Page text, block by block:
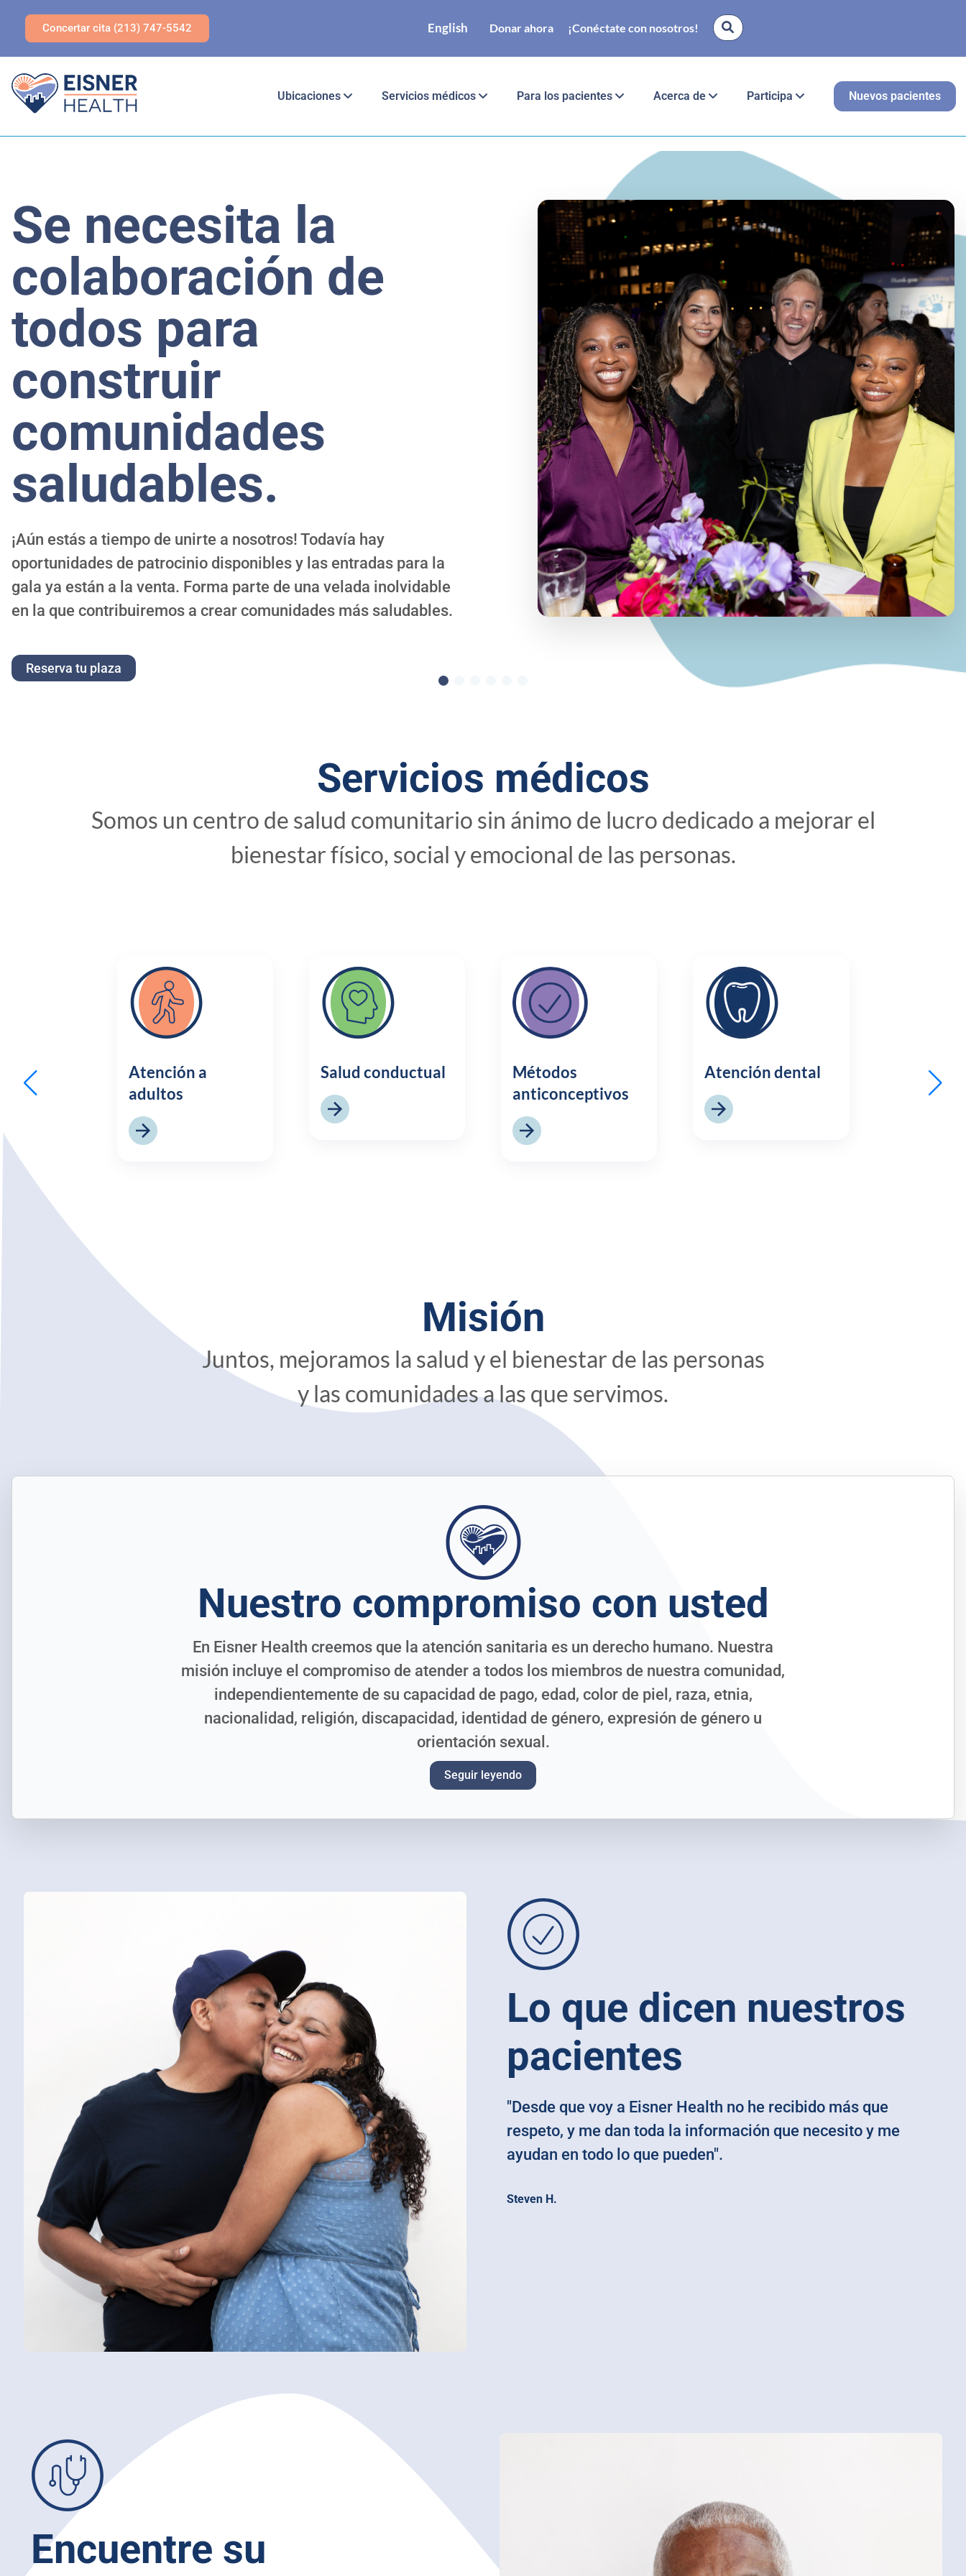
Concertar cita (213) 747-5542 English Donar ahora ¡Conéctate con nosotros!
Ubicaciones Servicios médicos Para los pacientes Acerca de Participa Nuevos pacientes
Se necesita la
colaboración de
todos para
construir
comunidades
saludables.
¡Aún estás a tiempo de unirte a nosotros! Todavía hay
oportunidades de patrocinio disponibles y las entradas para la
gala ya están a la venta. Forma parte de una velada inolvidable
en la que contribuiremos a crear comunidades más saludables.
Reserva tu plaza
Servicios médicos
Somos un centro de salud comunitario sin ánimo de lucro dedicado a mejorar el
bienestar físico, social y emocional de las personas.
Atención a
adultos
Salud conductual
Métodos
anticonceptivos
Atención dental
Misión
Juntos, mejoramos la salud y el bienestar de las personas
y las comunidades a las que servimos.
Nuestro compromiso con usted
En Eisner Health creemos que la atención sanitaria es un derecho humano. Nuestra
misión incluye el compromiso de atender a todos los miembros de nuestra comunidad,
independientemente de su capacidad de pago, edad, color de piel, raza, etnia,
nacionalidad, religión, discapacidad, identidad de género, expresión de género u
orientación sexual.
Seguir leyendo
Lo que dicen nuestros
pacientes
"Desde que voy a Eisner Health no he recibido más que
respeto, y me dan toda la información que necesito y me
ayudan en todo lo que pueden".
Steven H.
Encuentre su